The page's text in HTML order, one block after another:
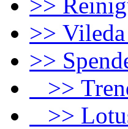
>>
>>
>>
>>